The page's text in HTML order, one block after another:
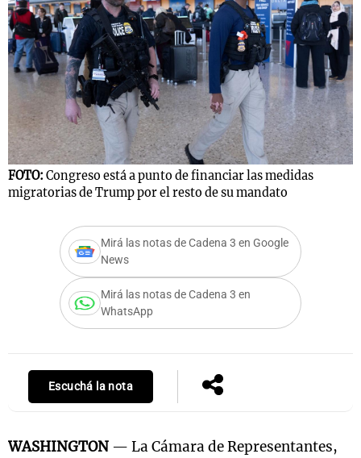
FOTO: Congreso está a punto de financiar las medidas
migratorias de Trump por el resto de su mandato
Mirá las notas de Cadena 3 en Google
News
Mirá las notas de Cadena 3 en
WhatsApp
Escuchá la nota
WASHINGTON — La Cámara de Representantes,